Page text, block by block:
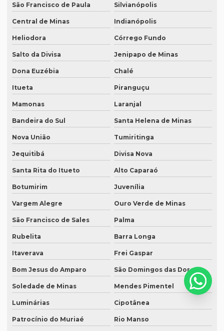
Serviço de tradução
Serviço tradução alemão
Serviço de tradução de artigos cientificos
Serviço de tradução de áudio
Serviço de tradução campinas
Serviço de tradução certificada
Serviço de tradução de curriculum profissional
Serviço de tradução para espanhol
Serviço de tradução para eventos
Serviço tradução inglês
Serviço de tradução de inglês para português
Serviço de tradução e interpretação
Serviço de tradução juramentada
Serviço de tradução jurídica
Serviço de tradução literária
Serviço de tradução de livros
Serviço de tradução online
São Francisco de Paula Silvianópolis
Central de Minas Indianópolis
Heliodora Córrego Fundo
Salto da Divisa Jenipapo de Minas
Dona Euzébia Chalé
Itueta Piranguçu
Mamonas Laranjal
Bandeira do Sul Santa Helena de Minas
Nova União Tumiritinga
Jequitibá Divisa Nova
Santa Rita do Itueto Alto Caparaó
Botumirim Juvenília
Vargem Alegre Ouro Verde de Minas
São Francisco de Sales Palma
Rubelita Barra Longa
Itaverava Frei Gaspar
Bom Jesus do Amparo São Domingos das Dores
Soledade de Minas Mendes Pimentel
Luminárias Cipotânea
Patrocínio do Muriaé Rio Manso